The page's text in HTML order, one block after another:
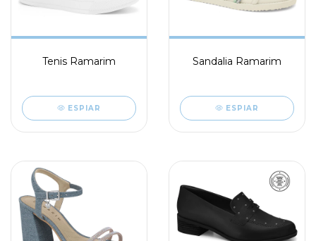
Tenis Ramarim
ESPIAR
Sandalia Ramarim
ESPIAR